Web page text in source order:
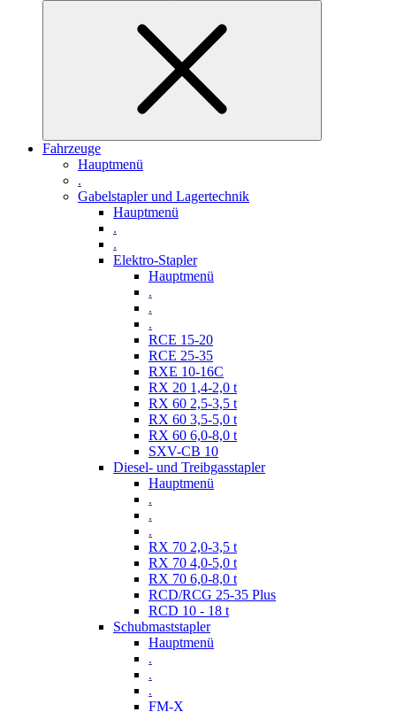
Fahrzeuge
Hauptmenü
.
Gabelstapler und Lagertechnik
Hauptmenü
.
.
Elektro-Stapler
Hauptmenü
.
.
.
RCE 15-20
RCE 25-35
RXE 10-16C
RX 20 1,4-2,0 t
RX 60 2,5-3,5 t
RX 60 3,5-5,0 t
RX 60 6,0-8,0 t
SXV-CB 10
Diesel- und Treibgasstapler
Hauptmenü
.
.
.
RX 70 2,0-3,5 t
RX 70 4,0-5,0 t
RX 70 6,0-8,0 t
RCD/RCG 25-35 Plus
RCD 10 - 18 t
Schubmaststapler
Hauptmenü
.
.
.
FM-X